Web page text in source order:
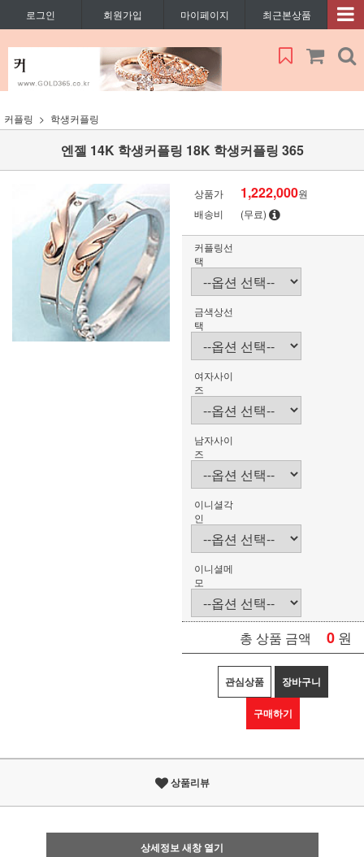
로그인 회원가입 마이페이지 최근본상품
커플링 학생커플링
엔젤 14K 학생커플링 18K 학생커플링 365
상품가 1,222,000원
배송비
(무료)
커플링선
택
금색상선
택
여자사이
즈
남자사이
즈
이니셜각
인
이니셜메
모
총 상품 금액 0 원
관심상품 장바구니
구매하기
상품리뷰
상세정보 새창 열기